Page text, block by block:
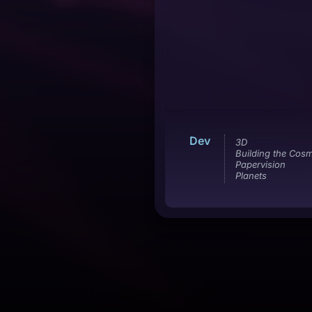
Dev
3D
Building the
Papervision
Planets